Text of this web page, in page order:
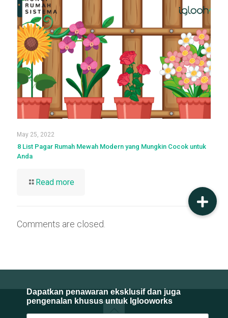
May 25, 2022
8 List Pagar Rumah Mewah Modern yang Mungkin Cocok untuk
Anda
Read more
Comments are closed.
Dapatkan penawaran eksklusif dan juga
pengenalan khusus untuk Iglooworks